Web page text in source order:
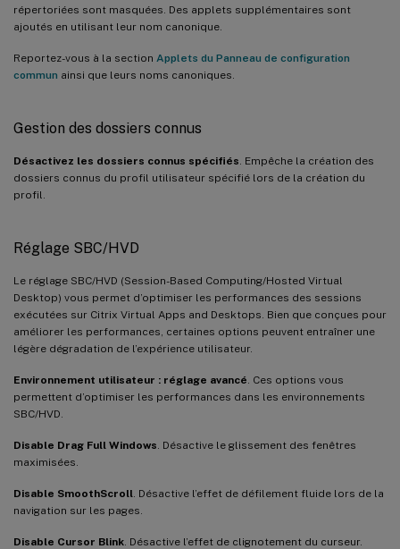
répertoriées sont masquées. Des applets supplémentaires sont
ajoutés en utilisant leur nom canonique.
Reportez-vous à la section Applets du Panneau de configuration
commun ainsi que leurs noms canoniques.
Gestion des dossiers connus
Désactivez les dossiers connus spécifiés . Empêche la création des
dossiers connus du profil utilisateur spécifié lors de la création du
profil.
Réglage SBC/HVD
Le réglage SBC/HVD (Session-Based Computing/Hosted Virtual
Desktop) vous permet d’optimiser les performances des sessions
exécutées sur Citrix Virtual Apps and Desktops. Bien que conçues pour
améliorer les performances, certaines options peuvent entraîner une
légère dégradation de l’expérience utilisateur.
Environnement utilisateur : réglage avancé . Ces options vous
permettent d’optimiser les performances dans les environnements
SBC/HVD.
Disable Drag Full Windows . Désactive le glissement des fenêtres
maximisées.
Disable SmoothScroll . Désactive l’effet de défilement fluide lors de la
navigation sur les pages.
Disable Cursor Blink . Désactive l’effet de clignotement du curseur.